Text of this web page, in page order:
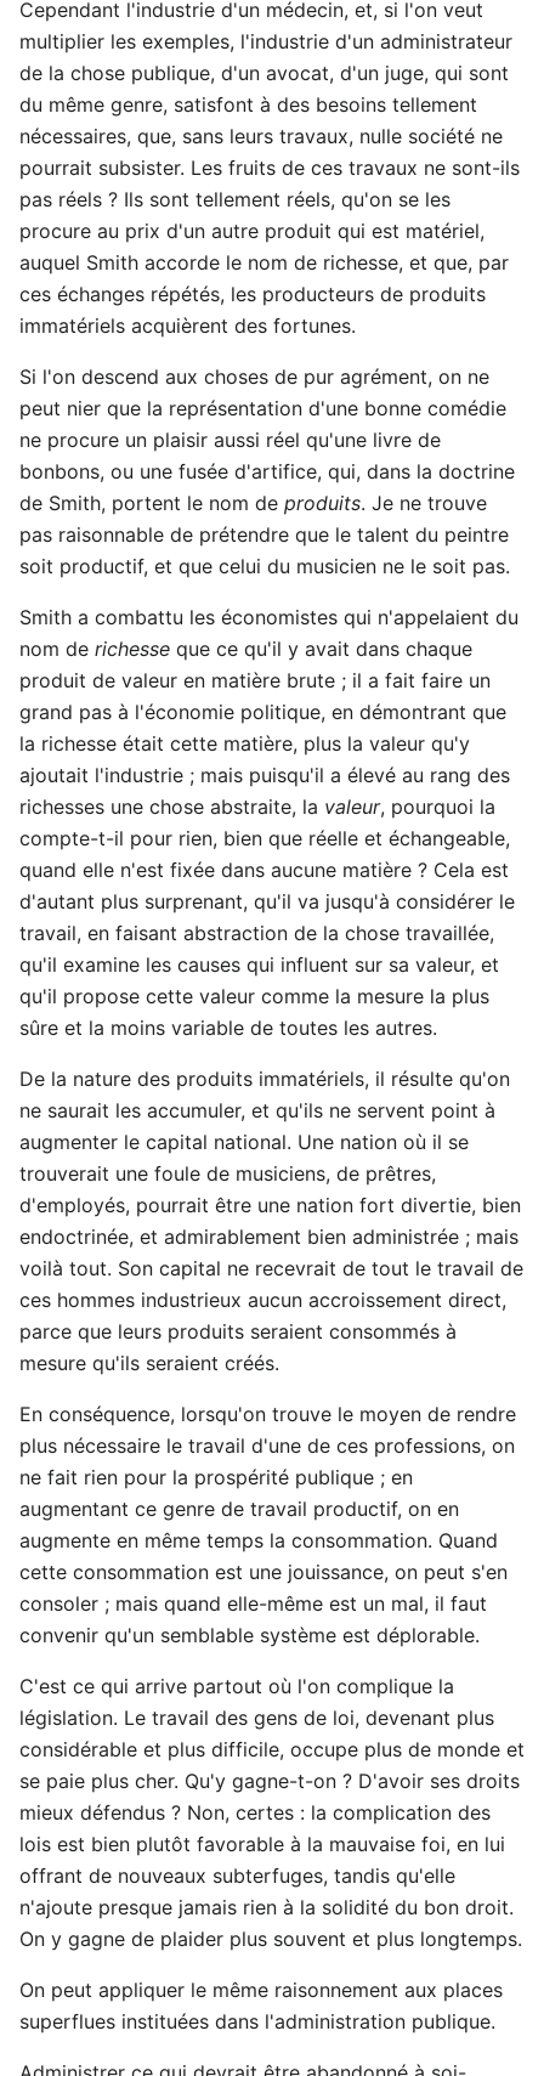
Cependant l'industrie d'un médecin, et, si l'on veut
multiplier les exemples, l'industrie d'un administrateur
de la chose publique, d'un avocat, d'un juge, qui sont
du même genre, satisfont à des besoins tellement
nécessaires, que, sans leurs travaux, nulle société ne
pourrait subsister. Les fruits de ces travaux ne sont-ils
pas réels ? Ils sont tellement réels, qu'on se les
procure au prix d'un autre produit qui est matériel,
auquel Smith accorde le nom de richesse, et que, par
ces échanges répétés, les producteurs de produits
immatériels acquièrent des fortunes.
Si l'on descend aux choses de pur agrément, on ne
peut nier que la représentation d'une bonne comédie
ne procure un plaisir aussi réel qu'une livre de
bonbons, ou une fusée d'artifice, qui, dans la doctrine
de Smith, portent le nom de produits. Je ne trouve
pas raisonnable de prétendre que le talent du peintre
soit productif, et que celui du musicien ne le soit pas.
Smith a combattu les économistes qui n'appelaient du
nom de richesse que ce qu'il y avait dans chaque
produit de valeur en matière brute ; il a fait faire un
grand pas à l'économie politique, en démontrant que
la richesse était cette matière, plus la valeur qu'y
ajoutait l'industrie ; mais puisqu'il a élevé au rang des
richesses une chose abstraite, la valeur, pourquoi la
compte-t-il pour rien, bien que réelle et échangeable,
quand elle n'est fixée dans aucune matière ? Cela est
d'autant plus surprenant, qu'il va jusqu'à considérer le
travail, en faisant abstraction de la chose travaillée,
qu'il examine les causes qui influent sur sa valeur, et
qu'il propose cette valeur comme la mesure la plus
sûre et la moins variable de toutes les autres.
De la nature des produits immatériels, il résulte qu'on
ne saurait les accumuler, et qu'ils ne servent point à
augmenter le capital national. Une nation où il se
trouverait une foule de musiciens, de prêtres,
d'employés, pourrait être une nation fort divertie, bien
endoctrinée, et admirablement bien administrée ; mais
voilà tout. Son capital ne recevrait de tout le travail de
ces hommes industrieux aucun accroissement direct,
parce que leurs produits seraient consommés à
mesure qu'ils seraient créés.
En conséquence, lorsqu'on trouve le moyen de rendre
plus nécessaire le travail d'une de ces professions, on
ne fait rien pour la prospérité publique ; en
augmentant ce genre de travail productif, on en
augmente en même temps la consommation. Quand
cette consommation est une jouissance, on peut s'en
consoler ; mais quand elle-même est un mal, il faut
convenir qu'un semblable système est déplorable.
C'est ce qui arrive partout où l'on complique la
législation. Le travail des gens de loi, devenant plus
considérable et plus difficile, occupe plus de monde et
se paie plus cher. Qu'y gagne-t-on ? D'avoir ses droits
mieux défendus ? Non, certes : la complication des
lois est bien plutôt favorable à la mauvaise foi, en lui
offrant de nouveaux subterfuges, tandis qu'elle
n'ajoute presque jamais rien à la solidité du bon droit.
On y gagne de plaider plus souvent et plus longtemps.
On peut appliquer le même raisonnement aux places
superflues instituées dans l'administration publique.